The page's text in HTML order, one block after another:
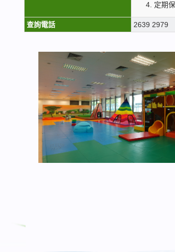
定期
查詢電話 2639 2979